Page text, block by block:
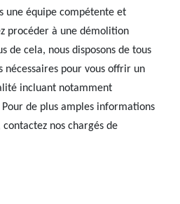
une équipe compétente et
procéder à une démolition
de cela, nous disposons de tous
nécessaires pour vous offrir un
incluant notamment
Pour de plus amples informations
nos chargés de